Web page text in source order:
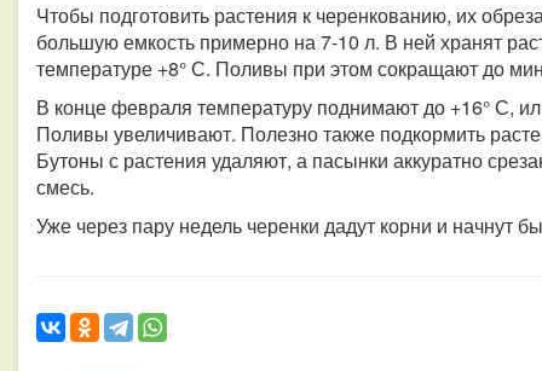
Чтобы подготовить растения к черенкованию, их
большую емкость примерно на 7-10 л. В ней хранят
температуре +8° С. Поливы при этом сокращают до
В конце февраля температуру поднимают до +16° С,
Поливы увеличивают. Полезно также подкормить
Бутоны с растения удаляют, а пасынки аккуратно
смесь.
Уже через пару недель черенки дадут корни и начнут